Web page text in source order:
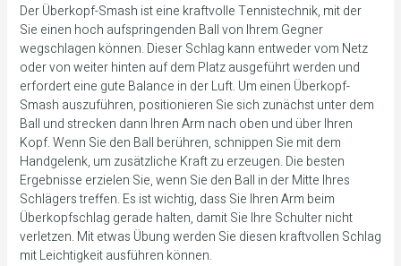
Der Überkopf-Smash ist eine kraftvolle Tennistechnik, mit der
Sie einen hoch aufspringenden Ball von Ihrem Gegner
wegschlagen können. Dieser Schlag kann entweder vom Netz
oder von weiter hinten auf dem Platz ausgeführt werden und
erfordert eine gute Balance in der Luft. Um einen Überkopf-
Smash auszuführen, positionieren Sie sich zunächst unter dem
Ball und strecken dann Ihren Arm nach oben und über Ihren
Kopf. Wenn Sie den Ball berühren, schnippen Sie mit dem
Handgelenk, um zusätzliche Kraft zu erzeugen. Die besten
Ergebnisse erzielen Sie, wenn Sie den Ball in der Mitte Ihres
Schlägers treffen. Es ist wichtig, dass Sie Ihren Arm beim
Überkopfschlag gerade halten, damit Sie Ihre Schulter nicht
verletzen. Mit etwas Übung werden Sie diesen kraftvollen Schlag
mit Leichtigkeit ausführen können.